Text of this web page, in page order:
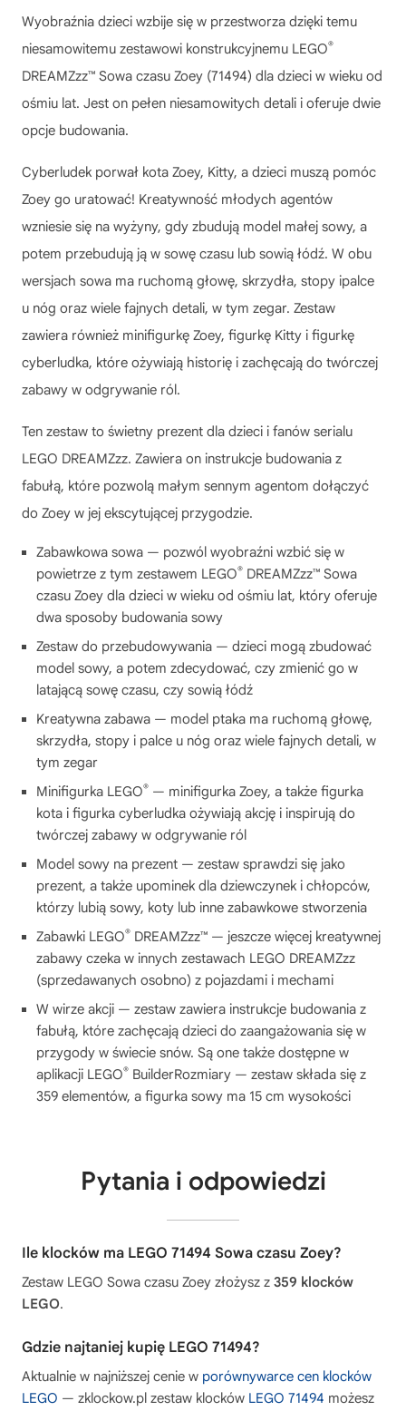
Wyobraźnia dzieci wzbije się w przestworza dzięki temu
niesamowitemu zestawowi konstrukcyjnemu LEGO®
DREAMZzz™ Sowa czasu Zoey (71494) dla dzieci w wieku od
ośmiu lat. Jest on pełen niesamowitych detali i oferuje dwie
opcje budowania.
Cyberludek porwał kota Zoey, Kitty, a dzieci muszą pomóc
Zoey go uratować! Kreatywność młodych agentów
wzniesie się na wyżyny, gdy zbudują model małej sowy, a
potem przebudują ją w sowę czasu lub sowią łódź. W obu
wersjach sowa ma ruchomą głowę, skrzydła, stopy ipalce
u nóg oraz wiele fajnych detali, w tym zegar. Zestaw
zawiera również minifigurkę Zoey, figurkę Kitty i figurkę
cyberludka, które ożywiają historię i zachęcają do twórczej
zabawy w odgrywanie ról.
Ten zestaw to świetny prezent dla dzieci i fanów serialu
LEGO DREAMZzz. Zawiera on instrukcje budowania z
fabułą, które pozwolą małym sennym agentom dołączyć
do Zoey w jej ekscytującej przygodzie.
Zabawkowa sowa — pozwól wyobraźni wzbić się w
powietrze z tym zestawem LEGO® DREAMZzz™ Sowa
czasu Zoey dla dzieci w wieku od ośmiu lat, który oferuje
dwa sposoby budowania sowy
Zestaw do przebudowywania — dzieci mogą zbudować
model sowy, a potem zdecydować, czy zmienić go w
latającą sowę czasu, czy sowią łódź
Kreatywna zabawa — model ptaka ma ruchomą głowę,
skrzydła, stopy i palce u nóg oraz wiele fajnych detali, w
tym zegar
Minifigurka LEGO® — minifigurka Zoey, a także figurka
kota i figurka cyberludka ożywiają akcję i inspirują do
twórczej zabawy w odgrywanie ról
Model sowy na prezent — zestaw sprawdzi się jako
prezent, a także upominek dla dziewczynek i chłopców,
którzy lubią sowy, koty lub inne zabawkowe stworzenia
Zabawki LEGO® DREAMZzz™ — jeszcze więcej kreatywnej
zabawy czeka w innych zestawach LEGO DREAMZzz
(sprzedawanych osobno) z pojazdami i mechami
W wirze akcji — zestaw zawiera instrukcje budowania z
fabułą, które zachęcają dzieci do zaangażowania się w
przygody w świecie snów. Są one także dostępne w
aplikacji LEGO® BuilderRozmiary — zestaw składa się z
359 elementów, a figurka sowy ma 15 cm wysokości
Pytania i odpowiedzi
Ile klocków ma LEGO 71494 Sowa czasu Zoey?
Zestaw LEGO Sowa czasu Zoey złożysz z 359 klocków
LEGO.
Gdzie najtaniej kupię LEGO 71494?
Aktualnie w najniższej cenie w porównywarce cen klocków
LEGO — zklockow.pl zestaw klocków LEGO 71494 możesz